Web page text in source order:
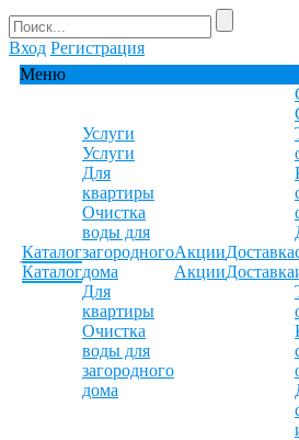
Вход Регистрация
Меню
Каталог
Каталог
Услуги
Услуги
Для
квартиры
Очистка
воды для
загородного
дома
Для
квартиры
Очистка
воды для
загородного
дома
Акции
Акции
Доставка
Доставка